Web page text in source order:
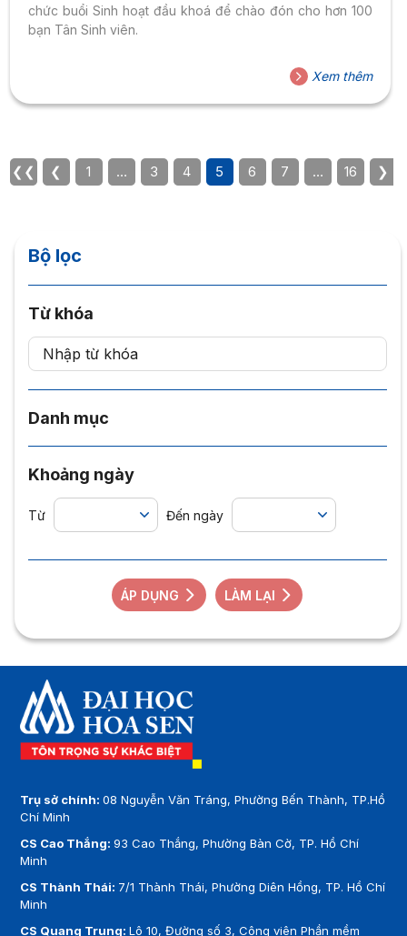
chức buổi Sinh hoạt đầu khoá để chào đón cho hơn 100
bạn Tân Sinh viên.
Xem thêm
❮❮ ❮ 1 … 3 4 5 6 7 … 16 ❯
Bộ lọc
Từ khóa
Danh mục
Khoảng ngày
Từ Đến ngày
ÁP DỤNG LÀM LẠI
Trụ sở chính:08 Nguyễn Văn Tráng, Phường Bến Thành, TP.Hồ
Chí Minh
CS Cao Thắng:93 Cao Thắng, Phường Bàn Cờ, TP. Hồ Chí
Minh
CS Thành Thái: 7/1 Thành Thái, Phường Diên Hồng, TP. Hồ Chí
Minh
CS Quang Trung:Lô 10, Đường số 3, Công viên Phần mềm